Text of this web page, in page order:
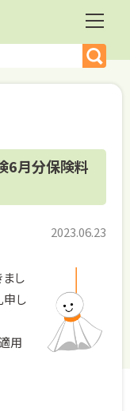
6月分保険料
2023.06.23
し
申し
用